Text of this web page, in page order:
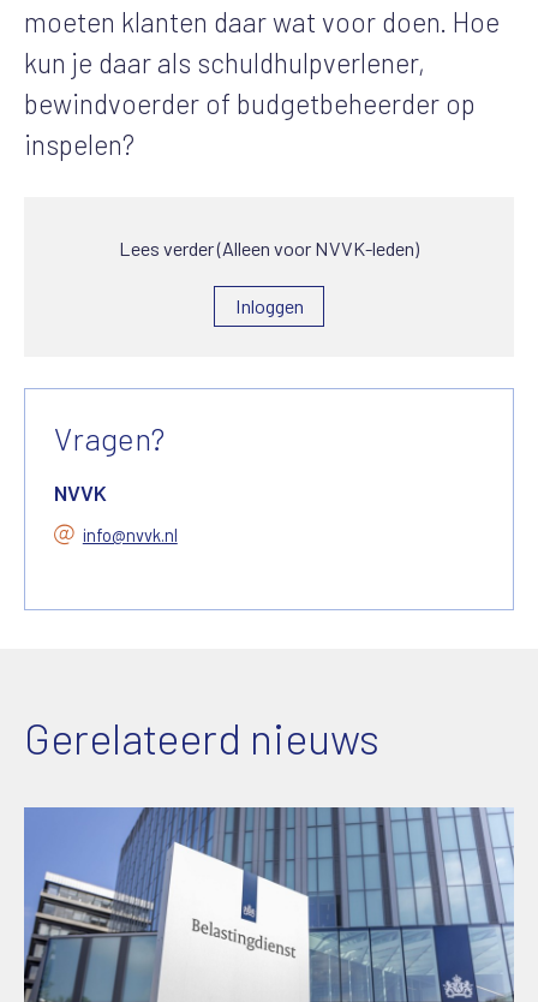
moeten klanten daar wat voor doen. Hoe
kun je daar als schuldhulpverlener,
bewindvoerder of budgetbeheerder op
inspelen?
Lees verder (Alleen voor NVVK-leden)
Inloggen
Vragen?
NVVK
info@nvvk.nl
Gerelateerd nieuws